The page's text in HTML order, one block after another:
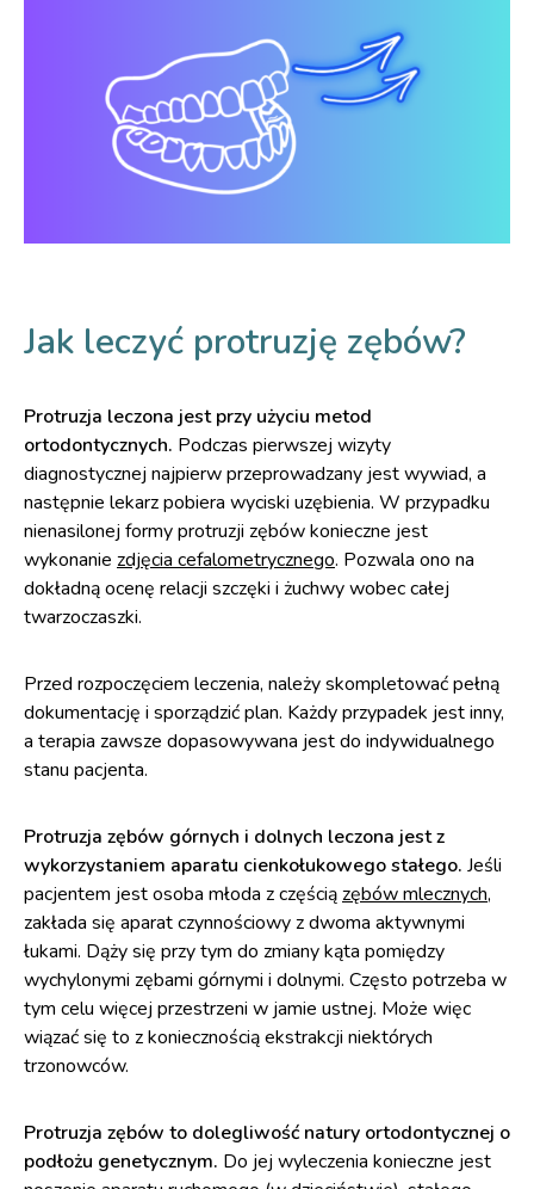
Jak leczyć protruzję zębów?
Protruzja leczona jest przy użyciu metod
ortodontycznych. Podczas pierwszej wizyty
diagnostycznej najpierw przeprowadzany jest wywiad, a
następnie lekarz pobiera wyciski uzębienia. W przypadku
nienasilonej formy protruzji zębów konieczne jest
wykonanie zdjęcia cefalometrycznego. Pozwala ono na
dokładną ocenę relacji szczęki i żuchwy wobec całej
twarzoczaszki.
Przed rozpoczęciem leczenia, należy skompletować pełną
dokumentację i sporządzić plan. Każdy przypadek jest inny,
a terapia zawsze dopasowywana jest do indywidualnego
stanu pacjenta.
Protruzja zębów górnych i dolnych leczona jest z
wykorzystaniem aparatu cienkołukowego stałego. Jeśli
pacjentem jest osoba młoda z częściązębów mlecznych,
zakłada się aparat czynnościowy z dwoma aktywnymi
łukami. Dąży się przy tym do zmiany kąta pomiędzy
wychylonymi zębami górnymi i dolnymi. Często potrzeba w
tym celu więcej przestrzeni w jamie ustnej. Może więc
wiązać się to z koniecznością ekstrakcji niektórych
trzonowców.
Protruzja zębów to dolegliwość natury ortodontycznej o
podłożu genetycznym. Do jej wyleczenia konieczne jest